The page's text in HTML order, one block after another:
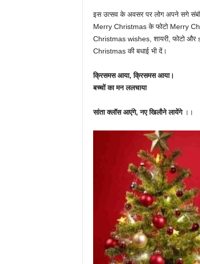
इस उत्सव के अवसर पर लोग अपने सगे
Merry Christmas के फोटो Merry
Christmas wishes, शायरी, फोटो
Christmas की बधाई भी दें।
क्रिसमस आया, क्रिसमस आया।
बच्चों का मन ललचाया
सांता क्लॉस आएंगे, नए खिलौने लायेंगे ।।